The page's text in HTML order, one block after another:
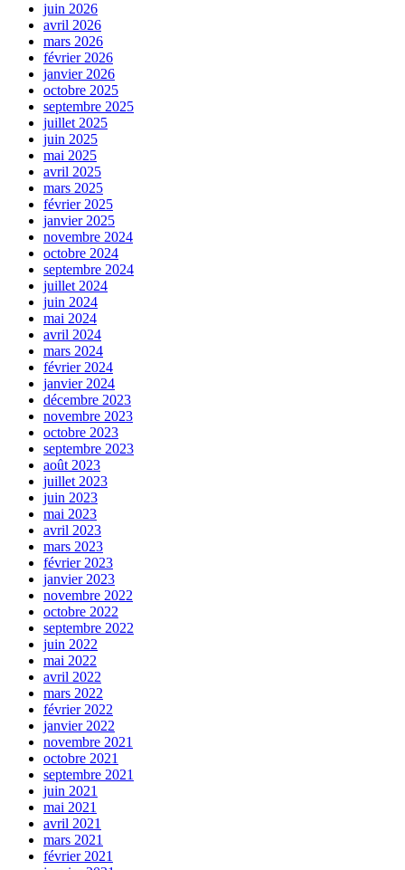
juin 2026
avril 2026
mars 2026
février 2026
janvier 2026
octobre 2025
septembre 2025
juillet 2025
juin 2025
mai 2025
avril 2025
mars 2025
février 2025
janvier 2025
novembre 2024
octobre 2024
septembre 2024
juillet 2024
juin 2024
mai 2024
avril 2024
mars 2024
février 2024
janvier 2024
décembre 2023
novembre 2023
octobre 2023
septembre 2023
août 2023
juillet 2023
juin 2023
mai 2023
avril 2023
mars 2023
février 2023
janvier 2023
novembre 2022
octobre 2022
septembre 2022
juin 2022
mai 2022
avril 2022
mars 2022
février 2022
janvier 2022
novembre 2021
octobre 2021
septembre 2021
juin 2021
mai 2021
avril 2021
mars 2021
février 2021